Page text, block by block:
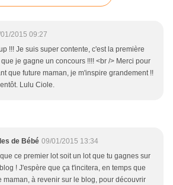
2015 09:27
!!! Je suis super contente, c'est la première
je gagne un concours !!!! <br /> Merci pour
que future maman, je m'inspire grandement !!
Lulu Ciole.
de Bébé 09/01/2015 13:34
ce premier lot soit un lot que tu gagnes sur
! J'espère que ça t'incitera, en temps que
maman, à revenir sur le blog, pour découvrir